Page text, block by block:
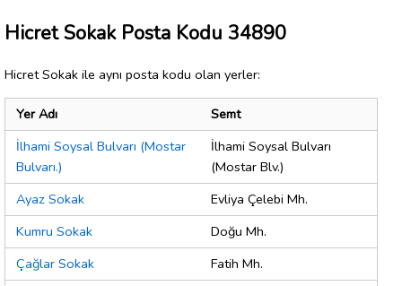
Hicret Sokak Posta Kodu 34890
Hicret Sokak ile aynı posta kodu olan yerler:
Yer Adı
Semt
İlhami Soysal Bulvarı (Mostar
Bulvarı.)
İlhami Soysal Bulvarı
(Mostar Blv.)
Ayaz Sokak
Evliya Çelebi Mh.
Kumru Sokak
Doğu Mh.
Çağlar Sokak
Fatih Mh.